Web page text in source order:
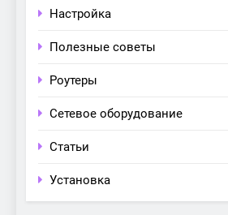
Настройка
Полезные советы
Роутеры
Сетевое оборудование
Статьи
Установка